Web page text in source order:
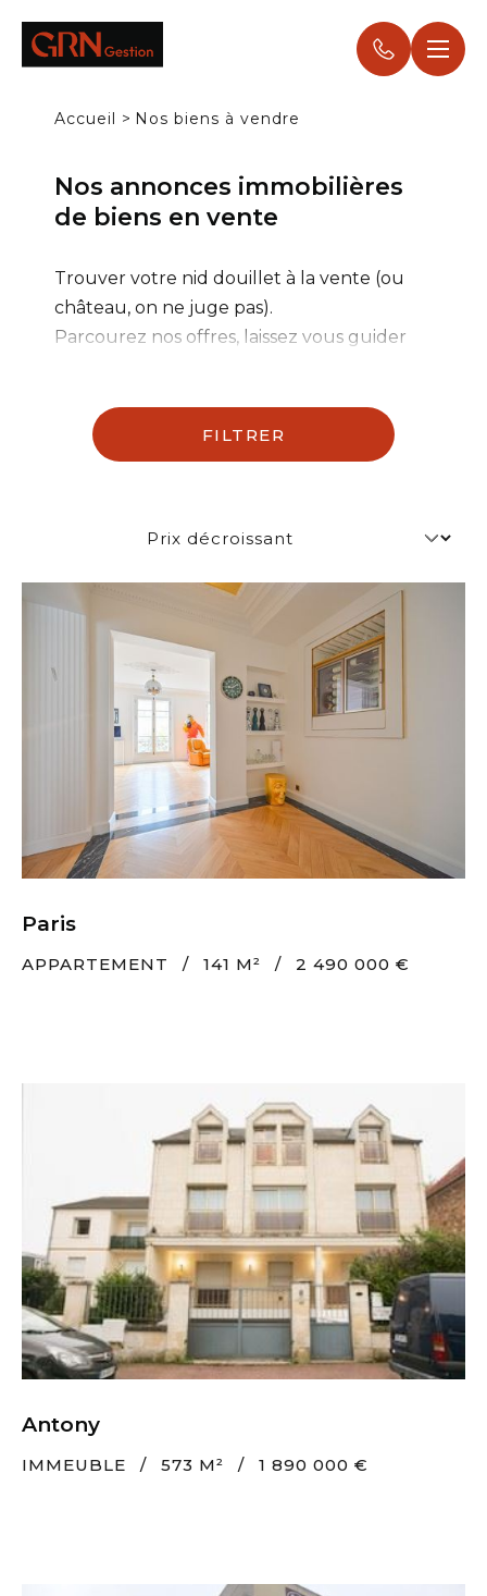
Accueil > Nos biens à vendre
Nos annonces immobilières
de biens en vente
Trouver votre nid douillet à la vente (ou
château, on ne juge pas).
Parcourez nos offres, laissez vous guider
FILTRER
Paris
APPARTEMENT / 141 M² / 2 490 000 €
Antony
IMMEUBLE / 573 M² / 1 890 000 €